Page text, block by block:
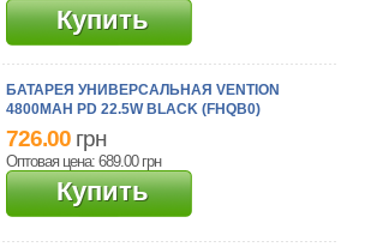
Купить
БАТАРЕЯ УНИВЕРСАЛЬНАЯ VENTION
4800MAH PD 22.5W BLACK (FHQB0)
726.00 грн
Оптовая цена: 689.00 грн
Купить